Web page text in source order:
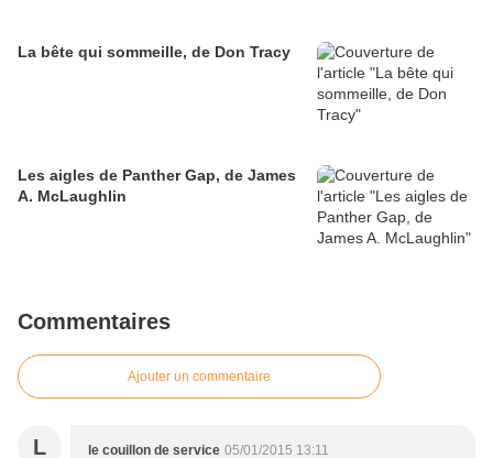
La bête qui sommeille, de Don Tracy
Les aigles de Panther Gap, de James
A. McLaughlin
Commentaires
Ajouter un commentaire
L le couillon de service 05/01/2015 13:11